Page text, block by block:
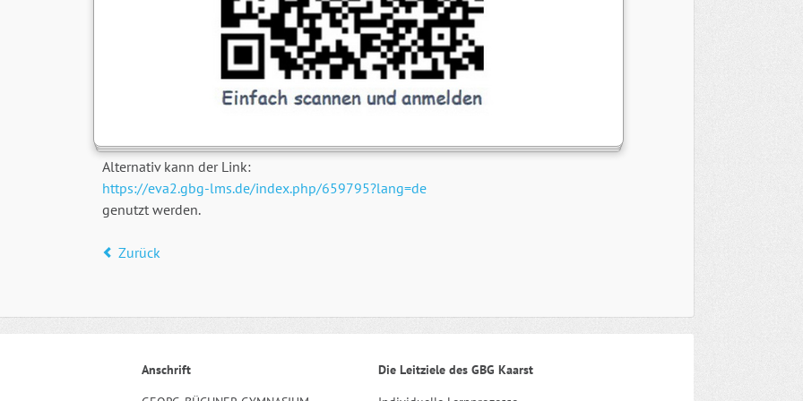
Alternativ kann der Link:
https://eva2.gbg-lms.de/index.php/659795?lang=de
genutzt werden.
Zurück
Anschrift
Die Leitziele des GBG Kaarst